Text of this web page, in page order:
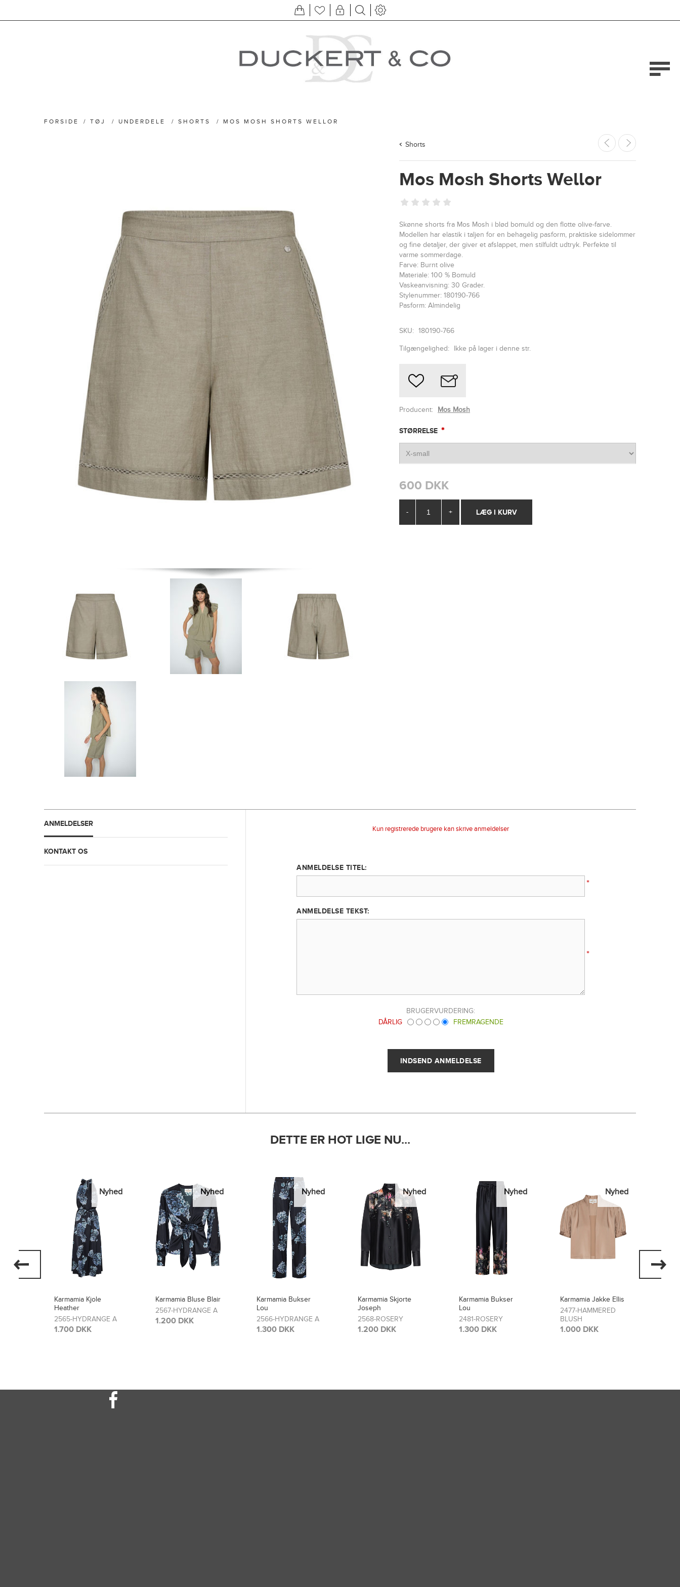
FORSIDE / TØJ / UNDERDELE / SHORTS / MOS MOSH SHORTS WELLOR
Shorts
Mos Mosh Shorts Wellor
Skønne shorts fra Mos Mosh i blød bomuld og den flotte olive-farve.
Modellen har elastik i taljen for en behagelig pasform, praktiske sidelommer
og fine detaljer, der giver et afslappet, men stilfuldt udtryk. Perfekte til
varme sommerdage.
Farve: Burnt olive
Materiale: 100 % Bomuld
Vaskeanvisning: 30 Grader.
Stylenummer: 180190-766
Pasform: Almindelig
SKU: 180190-766
Tilgængelighed: Ikke på lager i denne str.
Producent: Mos Mosh
STØRRELSE *
600 DKK
- +
ANMELDELSER
KONTAKT OS
Kun registrerede brugere kan skrive anmeldelser
ANMELDELSE TITEL:
*
ANMELDELSE TEKST:
*
BRUGERVURDERING:
DÅRLIG
FREMRAGENDE
DETTE ER HOT LIGE NU...
Nyhed
Karmamia Bluse Blair
2567-HYDRANGE A
1.200 DKK
Nyhed
Karmamia Bukser
Lou
2566-HYDRANGE A
Nyhed
Karmamia Skjorte
Joseph
2568-ROSERY
1.200 DKK
Nyhed
Karmamia Bukser
Lou
2481-ROSERY
1.300 DKK
Nyhed
Karmamia Jakke Ellis
2477-HAMMERED
BLUSH
1.000 DKK
Nyhed
Karmamia Kjole Layla
2474-SCARLETT
FLOWER
1.700 DKK